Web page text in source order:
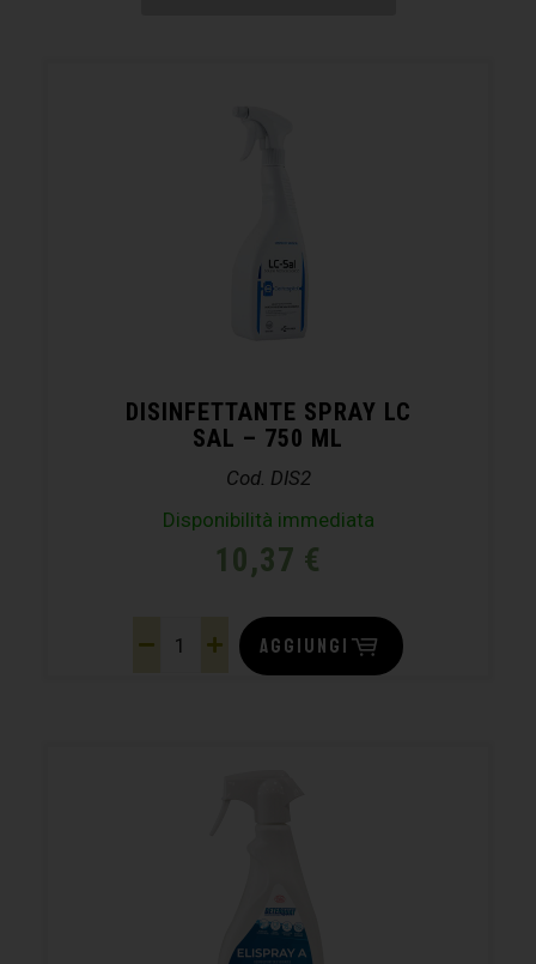
DISINFETTANTE SPRAY LC
SAL – 750 ML
Cod. DIS2
Disponibilità immediata
10,37 €
AGGIUNGI